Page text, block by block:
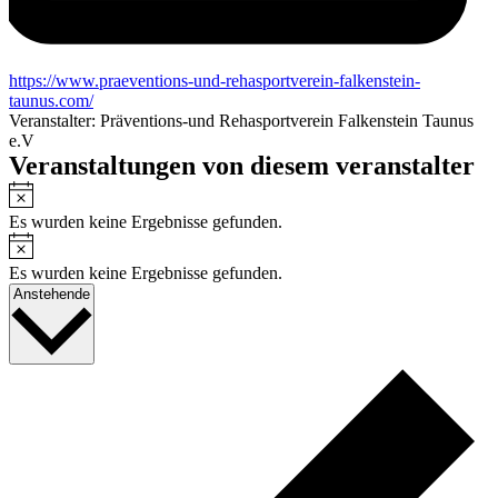
Webseite
https://www.praeventions-und-rehasportverein-falkenstein-
taunus.com/
Veranstalter: Präventions-und Rehasportverein Falkenstein Taunus
e.V
Veranstaltungen von diesem veranstalter
Hinweis
Es wurden keine Ergebnisse gefunden.
Hinweis
Es wurden keine Ergebnisse gefunden.
Anstehende Datum